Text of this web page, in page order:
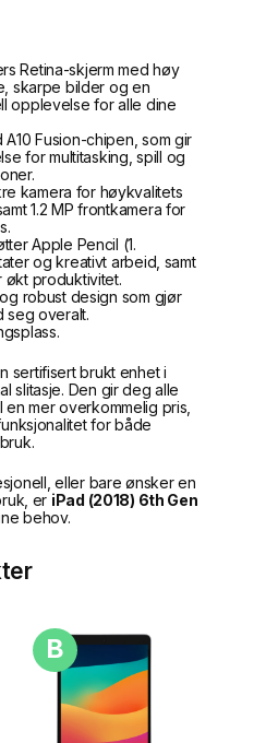
Retina-skjerm med høy
skarpe bilder og en
opplevelse for alle dine
A10 Fusion-chipen, som gir
for multitasking, spill og
kamera for høykvalitets
1.2 MP frontkamera for
Apple Pencil (1.
og kreativt arbeid, samt
økt produktivitet.
robust design som gjør
seg overalt.
sertifisert brukt enhet i
slitasje. Den gir deg alle
mer overkommelig pris,
for både
eller bare ønsker en
er iPad (2018) 6th Gen
behov.
B